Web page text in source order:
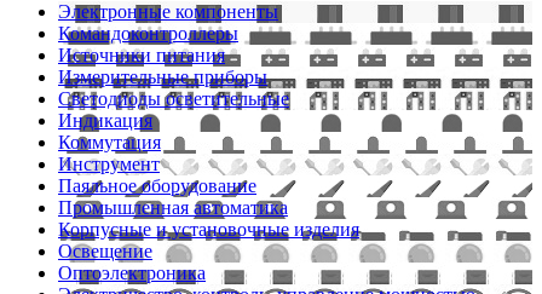
Электронные компоненты
Командоконтроллеры
Источники питания
Измерительные приборы
Светодиоды осветительные
Индикация
Коммутация
Инструмент
Паяльное оборудование
Промышленная автоматика
Корпусные и установочные изделия
Освещение
Оптоэлектроника